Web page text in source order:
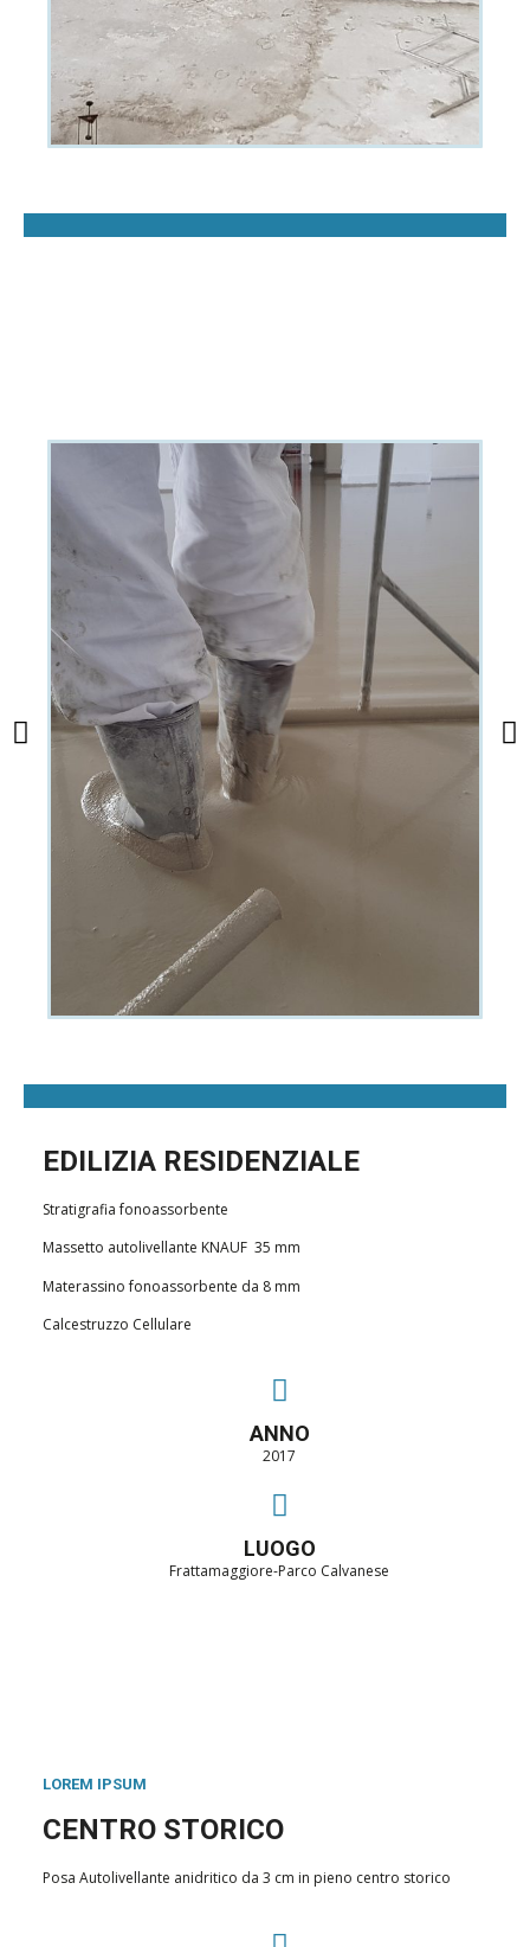
EDILIZIA RESIDENZIALE
Stratigrafia fonoassorbente
Massetto autolivellante KNAUF 35 mm
Materassino fonoassorbente da 8 mm
Calcestruzzo Cellulare
ANNO
2017
LUOGO
Frattamaggiore-Parco Calvanese
LOREM IPSUM
CENTRO STORICO
Posa Autolivellante anidritico da 3 cm in pieno centro storico